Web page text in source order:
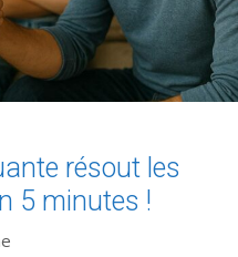
résout les
5 minutes !